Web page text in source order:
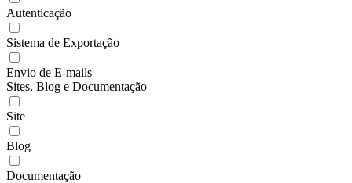
Autenticação
Sistema de Exportação
Envio de E-mails
Sites, Blog e Documentação
Site
Blog
Documentação